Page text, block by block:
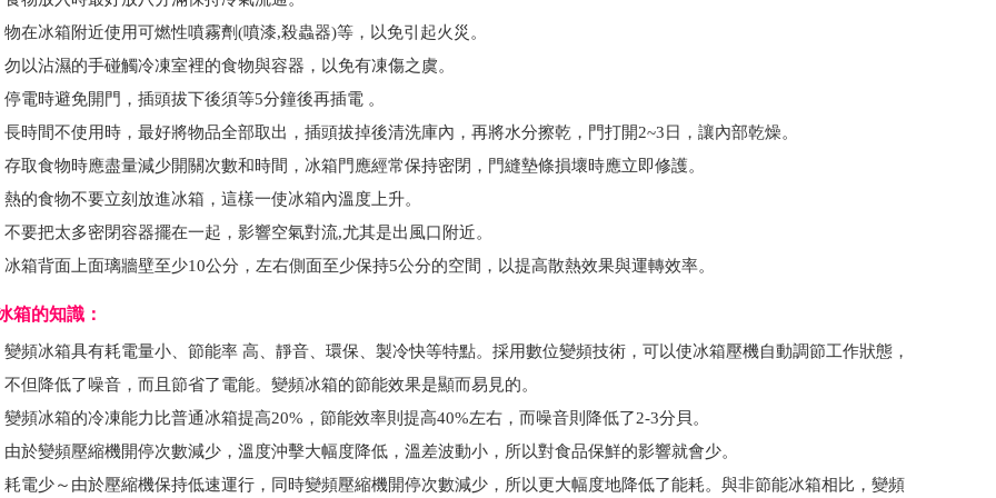
物在冰箱附近使用可燃性噴霧劑(噴漆,殺蟲器)等，以免引起火災。
勿以沾濕的手碰觸冷凍室裡的食物與容器，以免有凍傷之虞。
停電時避免開門，插頭拔下後須等5分鐘後再插電 。
長時間不使用時，最好將物品全部取出，插頭拔掉後清洗庫內，再將水分擦乾，門打開2~3日，讓內部乾燥。
存取食物時應盡量減少開關次數和時間，冰箱門應經常保持密閉，門縫墊條損壞時應立即修護。
熱的食物不要立刻放進冰箱，這樣一使冰箱內溫度上升。
不要把太多密閉容器擺在一起，影響空氣對流,尤其是出風口附近。
冰箱背面上面璃牆壁至少10公分，左右側面至少保持5公分的空間，以提高散熱效果與運轉效率。
箱的知識：
變頻冰箱具有耗電量小、節能率 高、靜音、環保、製冷快等特點。採用數位變頻技術，可以使冰箱壓機自動調節工作狀態，
不但降低了噪音，而且節省了電能。變頻冰箱的節能效果是顯而易見的。
變頻冰箱的冷凍能力比普通冰箱提高20%，節能效率則提高40%左右，而噪音則降低了2-3分貝。
由於變頻壓縮機開停次數減少，溫度沖擊大幅度降低，溫差波動小，所以對食品保鮮的影響就會少。
耗電少～由於壓縮機保持低速運行，同時變頻壓縮機開停次數減少，所以更大幅度地降低了能耗。與非節能冰箱相比，變頻